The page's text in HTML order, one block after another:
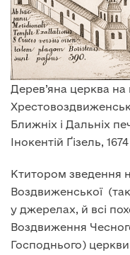
Дерев’яна церква на
Ближніх і Дальніх
Інокентій Ґізель,
Ктитором зведення
Воздвиженської
у джерелах, й всі
Воздвиження
Господнього)